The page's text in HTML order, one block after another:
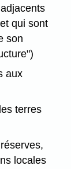
qui sont
son
aux
terres
locales